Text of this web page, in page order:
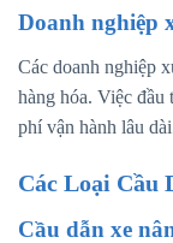
Doanh nghiệp
Các doanh nghiệp
hàng hóa. Việc
phí vận hành lâu
Các Loại Cầu
Cầu dẫn xe